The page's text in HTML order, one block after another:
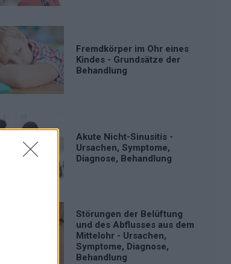
Fremdkörper im Ohr eines
Kindes - Grundsätze der
Behandlung
Akute Nicht-Sinusitis -
Ursachen, Symptome,
Diagnose, Behandlung
Störungen der Belüftung
und des Abflusses aus dem
Mittelohr - Ursachen,
Symptome, Diagnose,
Behandlung